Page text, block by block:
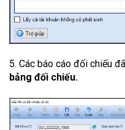
5. Các báo cáo đối chiếu
bảng đối chiếu.